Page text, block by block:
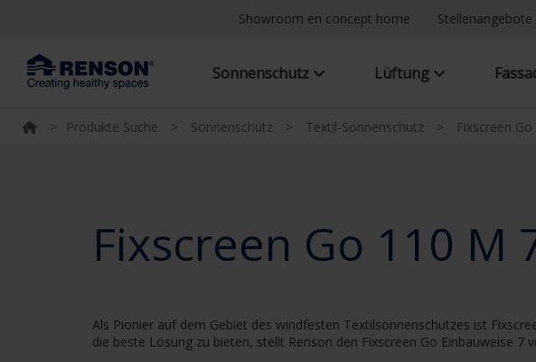
Showroom en concept home Stellenangebote
Sonnenschutz Lüftung
> Produkte Suche > Sonnenschutz > Textil-Sonnenschutz > Fixscreen Go
Fixscreen Go 110 M
Als Pionier auf dem Gebiet des windfesten Textilsonnenschutzes ist
die beste Lösung zu bieten, stellt Renson den Fixscreen Go Einbauweise 7